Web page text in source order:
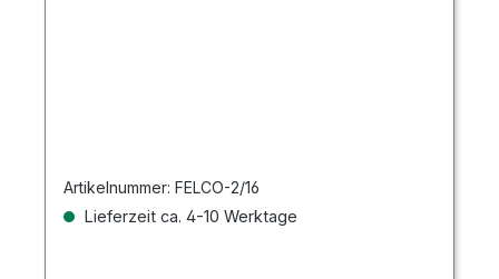
Artikelnummer: FELCO-2/16
Lieferzeit ca. 4-10 Werktage